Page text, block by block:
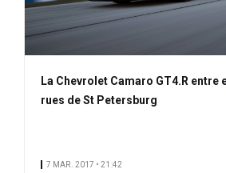
La Chevrolet Camaro GT4.R entre
rues de St Petersburg
7 MAR. 2017 • 21:42